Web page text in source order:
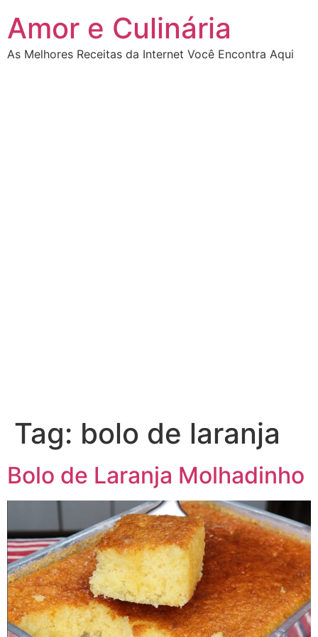
para
conteúdo
Amor e Culinária
As Melhores Receitas da Internet Você Encontra Aqui
Tag: bolo de laranja
Bolo de Laranja Molhadinho